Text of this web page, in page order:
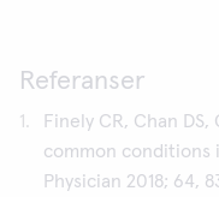
Referanser
Finely CR, Chan
common conditions
Physician 2018; 64,